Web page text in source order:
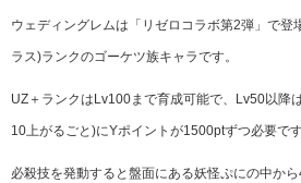
ウェディングレムは「リゼロコラボ第2弾」で登
ラス)ランクのゴーケツ族キャラです。
UZ＋ランクはLv100まで育成可能で、Lv50以降
10上がるごと)にYポイントが1500ptずつ必要で
必殺技を発動すると盤面にある妖怪ぷにの中か